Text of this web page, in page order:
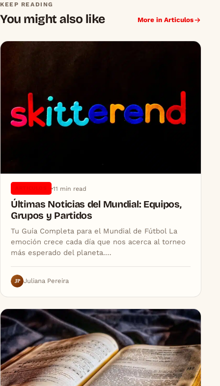
KEEP READING
You might also like More in Articulos
11 min read
Últimas Noticias del Mundial: Equipos,
Grupos y Partidos
Tu Guía Completa para el Mundial de Fútbol La
emoción crece cada día que nos acerca al torneo
más esperado del planeta.…
JP Juliana Pereira